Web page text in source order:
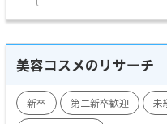
美容コスメのリサーチ
新卒 第二新卒歓迎 未